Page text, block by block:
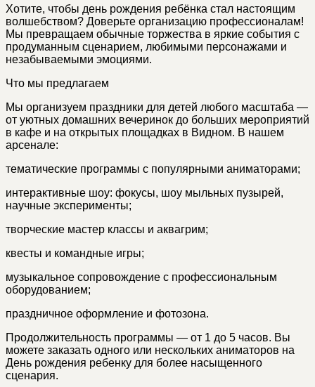
Хотите, чтобы день рождения ребёнка стал настоящим
волшебством? Доверьте организацию профессионалам!
Мы превращаем обычные торжества в яркие события с
продуманным сценарием, любимыми персонажами и
незабываемыми эмоциями.
Что мы предлагаем
Мы организуем праздники для детей любого масштаба —
от уютных домашних вечеринок до больших мероприятий
в кафе и на открытых площадках в Видном. В нашем
арсенале:
тематические программы с популярными аниматорами;
интерактивные шоу: фокусы, шоу мыльных пузырей,
научные эксперименты;
творческие мастер классы и аквагрим;
квесты и командные игры;
музыкальное сопровождение с профессиональным
оборудованием;
праздничное оформление и фотозона.
Продолжительность программы — от 1 до 5 часов. Вы
можете заказать одного или нескольких аниматоров на
День рождения ребенку для более насыщенного
сценария.